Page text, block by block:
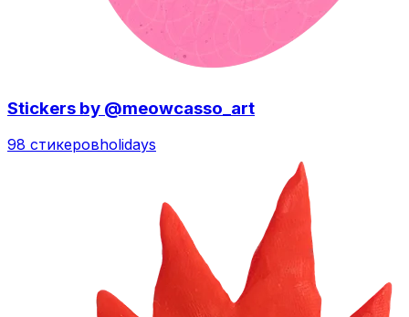
Stickers by @meowcasso_art
98 стикеровholidays